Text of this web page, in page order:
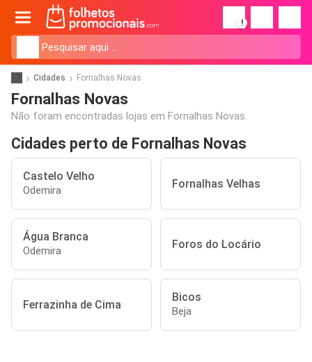
!
Cidades Fornalhas Novas
Fornalhas Novas
Não foram encontradas lojas em Fornalhas Novas.
Cidades perto de Fornalhas Novas
Castelo Velho
Odemira Fornalhas Velhas
Água Branca
Odemira Foros do Locário
Ferrazinha de Cima
Bicos
Beja